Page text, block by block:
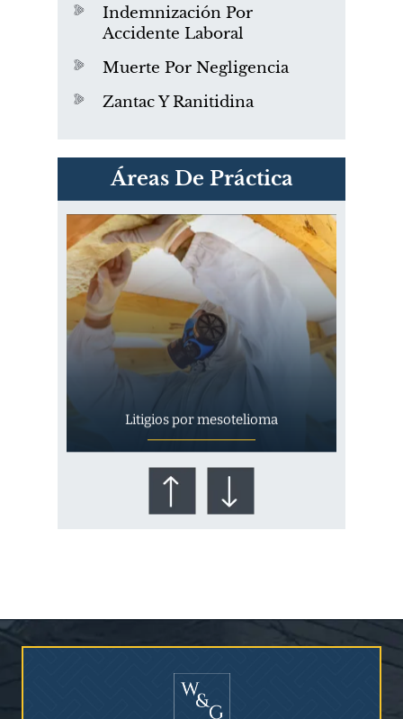
Indemnización Por
Accidente Laboral
Muerte Por Negligencia
Zantac Y Ranitidina
Áreas De Práctica
PVC Cloruro de polivinilo
Exposición
Litigios por mesotelioma
¿Quién corre el riesgo de